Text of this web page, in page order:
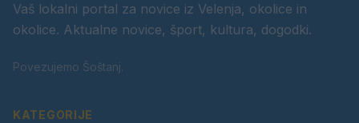
Vaš lokalni portal za novice iz Velenja, okolice in
okolice. Aktualne novice, šport, kultura, dogodki.
Povezujemo Šoštanj.
KATEGORIJE